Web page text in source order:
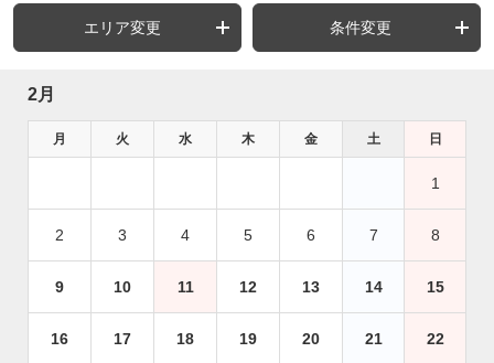
エリア変更 条件変更
2月
月 火 水 木 金 土 日
1
2 3 4 5 6 7 8
9 10 11 12 13 14 15
16 17 18 19 20 21 22